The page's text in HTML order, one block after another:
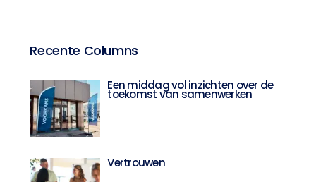
Recente Columns
Een middag vol inzichten over de
toekomst van samenwerken
Vertrouwen